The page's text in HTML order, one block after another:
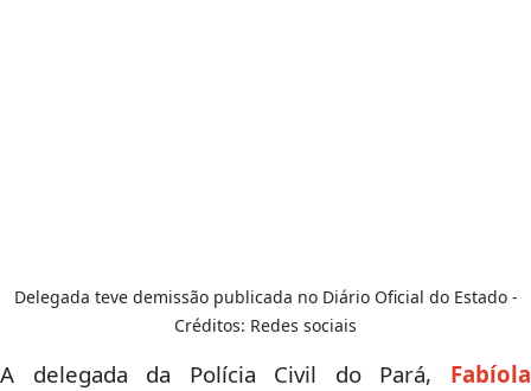
Delegada teve demissão publicada no Diário Oficial do Estado -
Créditos: Redes sociais
A delegada da Polícia Civil do Pará, Fabíola